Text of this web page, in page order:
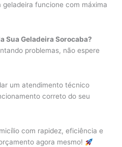
funcione com máxima
Sua Geladeira Sorocaba?
problemas, não espere
um atendimento técnico
correto do seu
com rapidez, eficiência e
agora mesmo!